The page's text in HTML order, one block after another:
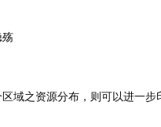
殇
域之资源分布，则可以进一步